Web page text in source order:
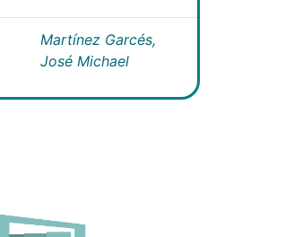
Martínez Garcés,
José Michael